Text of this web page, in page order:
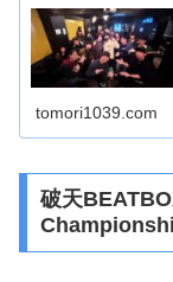
tomori1039.com
破天